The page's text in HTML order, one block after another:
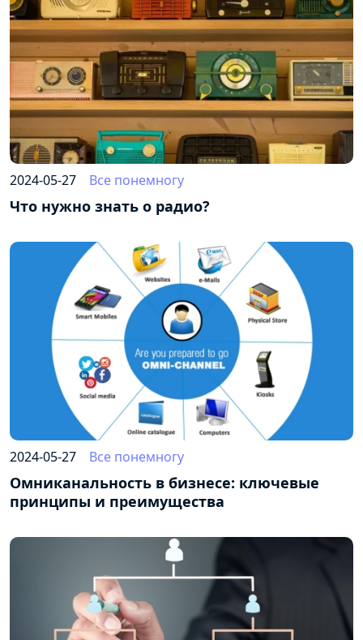
2024-05-27 Все понемногу
Что нужно знать о радио?
2024-05-27 Все понемногу
Омниканальность в бизнесе: ключевые
принципы и преимущества